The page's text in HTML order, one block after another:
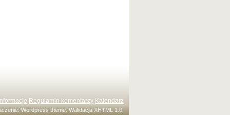
Regulamin komentarzy Kalendarz
Wordpress theme. WalidacjaXHTML 1.0.